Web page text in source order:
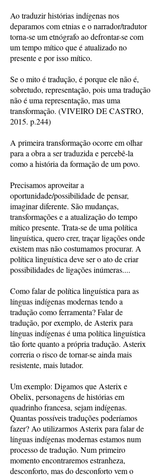
Ao traduzir histórias indígenas nos
deparamos com etnias e o narrador/tradutor
torna-se um etnógrafo ao defrontar-se com
um tempo mítico que é atualizado no
presente e por isso mítico.
Se o mito é tradução, é porque ele não é,
sobretudo, representação, pois uma tradução
não é uma representação, mas uma
transformação. (VIVEIRO DE CASTRO,
2015. p.244)
A primeira transformação ocorre em olhar
para a obra a ser traduzida e percebê-la
como a história da formação de um povo.
Precisamos aproveitar a
oportunidade/possibilidade de pensar,
imaginar diferente. São mudanças,
transformações e a atualização do tempo
mítico presente. Trata-se de uma política
linguística, quero crer, traçar ligações onde
existem mas não costumamos procurar. A
política linguística deve ser o ato de criar
possibilidades de ligações inúmeras....
Como falar de política linguística para as
línguas indígenas modernas tendo a
tradução como ferramenta? Falar de
tradução, por exemplo, de Asterix para
línguas indígenas é uma política linguística
tão forte quanto a própria tradução. Asterix
correria o risco de tornar-se ainda mais
resistente, mais lutador.
Um exemplo: Digamos que Asterix e
Obelix, personagens de histórias em
quadrinho francesa, sejam indígenas.
Quantas possíveis traduções poderíamos
fazer? Ao utilizarmos Asterix para falar de
línguas indígenas modernas estamos num
processo de tradução. Num primeiro
momento encontraremos estranheza,
desconforto, mas do desconforto vem o